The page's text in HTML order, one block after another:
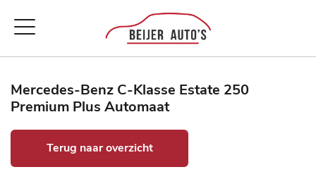
Mercedes-Benz C-Klasse Estate 250
Premium Plus Automaat
Terug naar overzicht